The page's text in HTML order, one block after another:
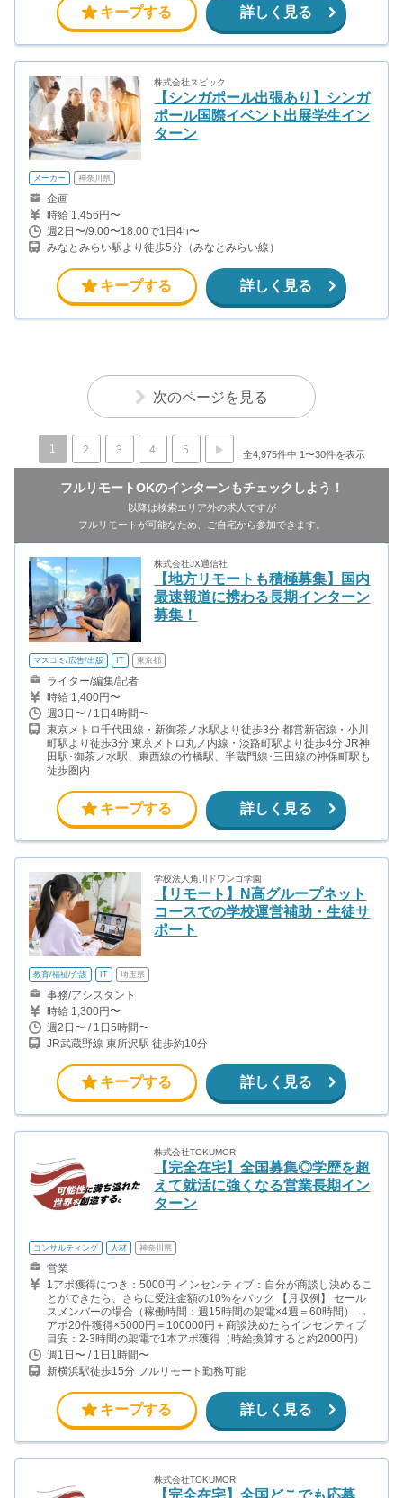
キープする 詳しく見る
株式会社スピック
【シンガポール出張あり】シンガ
ポール国際イベント出展学生イン
ターン
メーカー 神奈川県
企画
時給 1,456円〜
週2日〜/9:00〜18:00で1日4h〜
みなとみらい駅より徒歩5分（みなとみらい線）
キープする 詳しく見る
次のページを見る
1 2 3 4 5 全4,975件中 1〜30件を表示
フルリモートOKのインターンもチェックしよう！
以降は検索エリア外の求人ですが
フルリモートが可能なため、ご自宅から参加できます。
株式会社JX通信社
【地方リモートも積極募集】国内
最速報道に携わる長期インターン
募集！
マスコミ/広告/出版 IT 東京都
ライター/編集/記者
時給 1,400円〜
週3日〜 / 1日4時間〜
東京メトロ千代田線・新御茶ノ水駅より徒歩3分 都営新宿線・小川
町駅より徒歩3分 東京メトロ丸ノ内線・淡路町駅より徒歩4分 JR神
田駅･御茶ノ水駅、東西線の竹橋駅、半蔵門線･三田線の神保町駅も
徒歩圏内
キープする 詳しく見る
学校法人角川ドワンゴ学園
【リモート】N高グループネット
コースでの学校運営補助・生徒サ
ポート
教育/福祉/介護 IT 埼玉県
事務/アシスタント
時給 1,300円〜
週2日〜 / 1日5時間〜
JR武蔵野線 東所沢駅 徒歩約10分
キープする 詳しく見る
株式会社TOKUMORI
【完全在宅】全国募集◎学歴を超
えて就活に強くなる営業長期イン
ターン
コンサルティング 人材 神奈川県
営業
1アポ獲得につき：5000円 インセンティブ：自分が商談し決めるこ
とができたら、さらに受注金額の10%をバック 【月収例】 セール
スメンバーの場合（稼働時間：週15時間の架電×4週＝60時間） →
アポ20件獲得×5000円＝100000円＋商談決めたらインセンティブ
目安：2-3時間の架電で1本アポ獲得（時給換算すると約2000円）
週1日〜 / 1日1時間〜
新横浜駅徒歩15分 フルリモート勤務可能
キープする 詳しく見る
株式会社TOKUMORI
【完全在宅】全国どこでも応募